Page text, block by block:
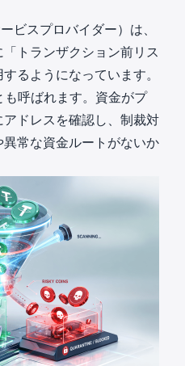
ビスプロバイダー）は、
「トランザクション前リス
するようになっています。
呼ばれます。資金がプ
ドレスを確認し、制裁対
常な資金ルートがないか